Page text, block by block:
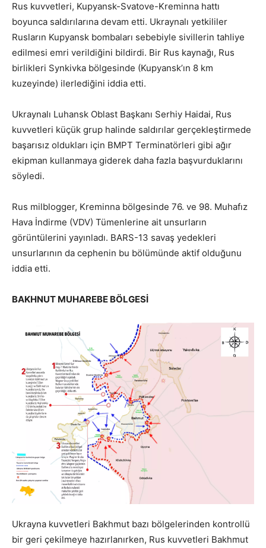
Rus kuvvetleri, Kupyansk-Svatove-Kreminna hattı
boyunca saldırılarına devam etti. Ukraynalı yetkililer
Rusların Kupyansk bombaları sebebiyle sivillerin tahliye
edilmesi emri verildiğini bildirdi. Bir Rus kaynağı, Rus
birlikleri Synkivka bölgesinde (Kupyansk’ın 8 km
kuzeyinde) ilerlediğini iddia etti.
Ukraynalı Luhansk Oblast Başkanı Serhiy Haidai, Rus
kuvvetleri küçük grup halinde saldırılar gerçekleştirmede
başarısız oldukları için BMPT Terminatörleri gibi ağır
ekipman kullanmaya giderek daha fazla başvurduklarını
söyledi.
Rus milblogger, Kreminna bölgesinde 76. ve 98. Muhafız
Hava İndirme (VDV) Tümenlerine ait unsurların
görüntülerini yayınladı. BARS-13 savaş yedekleri
unsurlarının da cephenin bu bölümünde aktif olduğunu
iddia etti.
BAKHNUT MUHAREBE BÖLGESİ
Ukrayna kuvvetleri Bakhmut bazı bölgelerinden kontrollü
bir geri çekilmeye hazırlanırken, Rus kuvvetleri Bakhmut